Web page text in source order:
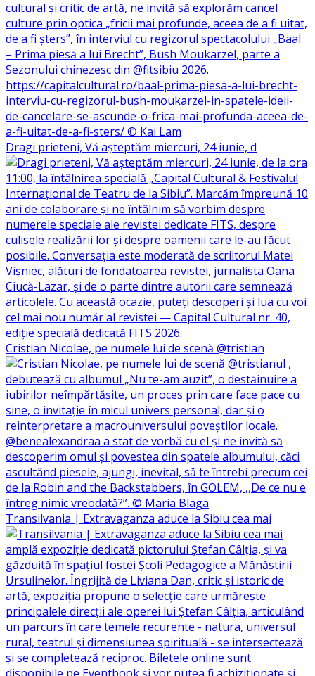
Dragi prieteni, Vă așteptăm miercuri, 24 iunie, d
Cristian Nicolae, pe numele lui de scenă @tristian
Transilvania | Extravaganza aduce la Sibiu cea mai